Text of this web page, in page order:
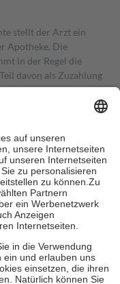
stellt der Arzt ein
Apotheke. Die
in der Regel die
davon als Zuzahlung
in Höhe von zehn
als die tatsächlichen
Online-Apotheken.
beträgt die
zehn Euro je
eigene Gesundheit zu
zu unterstützen,
18. Lebensjahr